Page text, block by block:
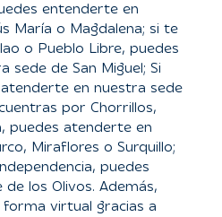
entenderte en
María o Magdalena; si te
o Pueblo Libre, puedes
sede de San Miguel; Si
en nuestra sede
por Chorrillos,
puedes atenderte en
Miraflores o Surquillo;
puedes
los Olivos. Además,
virtual gracias a